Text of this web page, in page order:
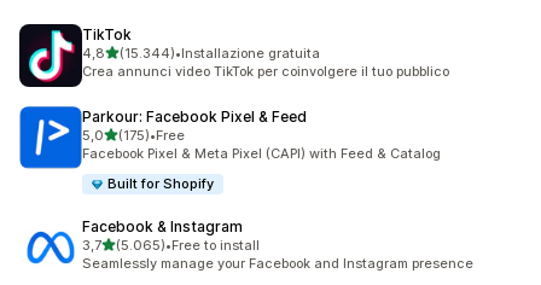
TikTok
4,8stelle su 5
(15.344)
15344 recensioni totali
•Installazione gratuita
Crea annunci video TikTok per coinvolgere il tuo pubblico
Parkour: Facebook Pixel & Feed
5,0stelle su 5
(175)
175 recensioni totali
•Free
Facebook Pixel & Meta Pixel (CAPI) with Feed & Catalog
Built for Shopify
Facebook & Instagram
3,7stelle su 5
(5.065)
5065 recensioni totali
•Free to install
Seamlessly manage your Facebook and Instagram presence